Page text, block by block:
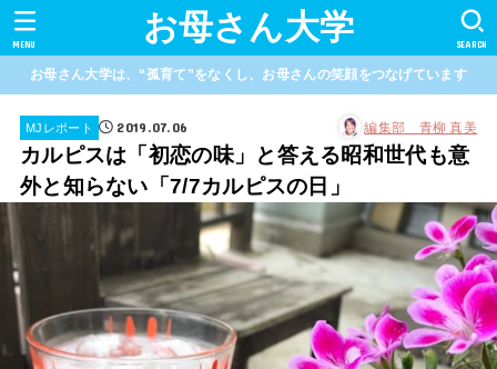
お母さん大学 SEARCH
MENU
お母さん大学は、“孤育て”をなくし、お母さんの笑顔をつなげています
MJレポート 2019.07.06 編集部 青柳 真美
カルピスは「初恋の味」と答える昭和世代も意
外と知らない「7/7カルピスの日」